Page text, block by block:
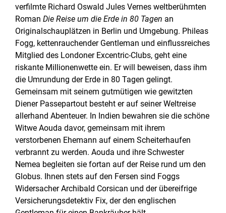
verfilmte Richard Oswald Jules Vernes weltberühmten
RomanDie Reise um die Erde in 80 Tagen an
Originalschauplätzen in Berlin und Umgebung. Phileas
Fogg, kettenrauchender Gentleman und einflussreiches
Mitglied des Londoner Excentric-Clubs, geht eine
riskante Millionenwette ein. Er will beweisen, dass ihm
die Umrundung der Erde in 80 Tagen gelingt.
Gemeinsam mit seinem gutmütigen wie gewitzten
Diener Passepartout besteht er auf seiner Weltreise
allerhand Abenteuer. In Indien bewahren sie die schöne
Witwe Aouda davor, gemeinsam mit ihrem
verstorbenen Ehemann auf einem Scheiterhaufen
verbrannt zu werden. Aouda und ihre Schwester
Nemea begleiten sie fortan auf der Reise rund um den
Globus. Ihnen stets auf den Fersen sind Foggs
Widersacher Archibald Corsican und der übereifrige
Versicherungsdetektiv Fix, der den englischen